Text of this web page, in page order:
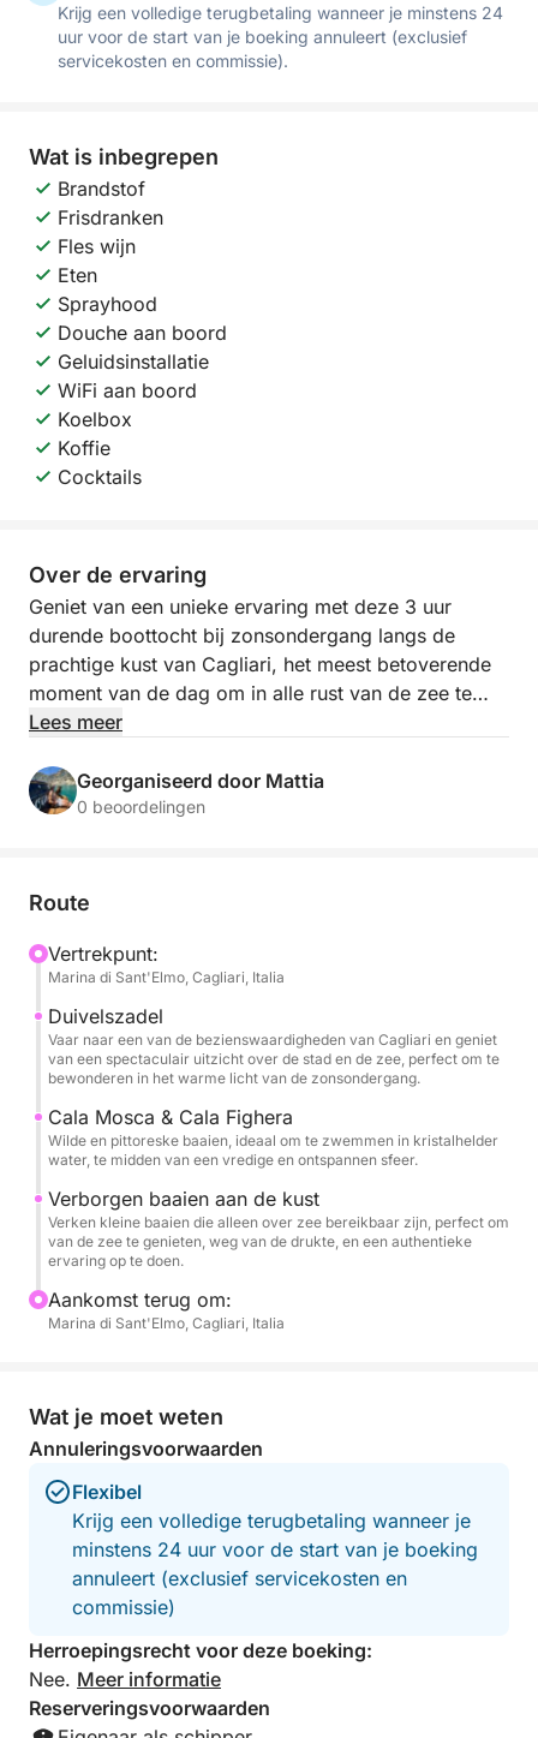
Krijg een volledige terugbetaling wanneer je minstens 24
uur voor de start van je boeking annuleert (exclusief
servicekosten en commissie).
Wat is inbegrepen
Brandstof
Frisdranken
Fles wijn
Eten
Sprayhood
Douche aan boord
Geluidsinstallatie
WiFi aan boord
Koelbox
Koffie
Cocktails
Over de ervaring
Geniet van een unieke ervaring met deze 3 uur
durende boottocht bij zonsondergang langs de
prachtige kust van Cagliari, het meest betoverende
moment van de dag om in alle rust van de zee te
genieten.
Vertrekkend vanuit Marina Sant'Elmo vaart u langs
enkele van de mooiste baaien in de omgeving, zoals
uitzichten. De tour omvat zwempauzes, ideaal om te
en betoverende sfeer.
Een compleet aperitief wacht u aan boord, inclusief
een fles wijn of prosecco, frisdranken, snacks en
typische lokale producten op aanvraag.
U kunt de ervaring ook personaliseren met drankjes
of specifieke verzoeken, waardoor het moment nog
Huisdieren zijn welkom aan boord, dus u kunt deze
onvergetelijke zonsondergang delen met uw trouwe
viervoeter.
magische sfeer, perfect voor stellen, vrienden of
kleine groepen.
Lees meer
Georganiseerd door Mattia
0 beoordelingen
Route
Vertrekpunt:
Marina di Sant'Elmo, Cagliari, Italia
Duivelszadel
Vaar naar een van de bezienswaardigheden van Cagliari en geniet
van een spectaculair uitzicht over de stad en de zee, perfect om te
bewonderen in het warme licht van de zonsondergang.
Cala Mosca & Cala Fighera
Wilde en pittoreske baaien, ideaal om te zwemmen in kristalhelder
water, te midden van een vredige en ontspannen sfeer.
Verborgen baaien aan de kust
Verken kleine baaien die alleen over zee bereikbaar zijn, perfect om
van de zee te genieten, weg van de drukte, en een authentieke
ervaring op te doen.
Aankomst terug om:
Marina di Sant'Elmo, Cagliari, Italia
Wat je moet weten
Annuleringsvoorwaarden
Flexibel
Krijg een volledige terugbetaling wanneer je
minstens 24 uur voor de start van je boeking
annuleert (exclusief servicekosten en
commissie)
Herroepingsrecht voor deze boeking:
Nee. Meer informatie
Reserveringsvoorwaarden